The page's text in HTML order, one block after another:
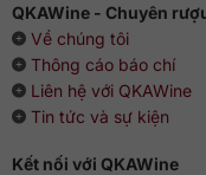
QKAWine - Chuyên
Về chúng tôi
Thông cáo báo chí
Liên hệ với QKAWine
Tin tức và sự kiện
Kết nối với QKAWine